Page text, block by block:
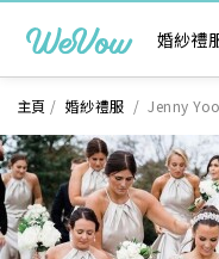
婚紗禮
主頁 / 婚紗禮服 /Jenny